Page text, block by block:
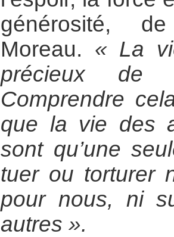
générosité,
Moreau. « La
précieux de
Comprendre
que la vie des
sont qu’une
tuer ou torturer
pour nous, ni
autres ».